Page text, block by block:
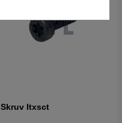
Skruv Itxsct